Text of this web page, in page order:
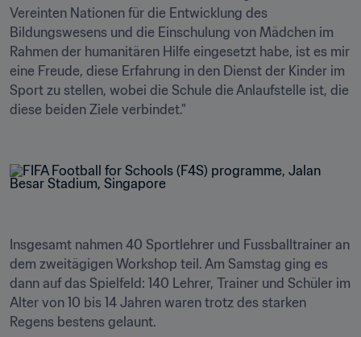
Vereinten Nationen für die Entwicklung des
Bildungswesens und die Einschulung von Mädchen im
Rahmen der humanitären Hilfe eingesetzt habe, ist es mir
eine Freude, diese Erfahrung in den Dienst der Kinder im
Sport zu stellen, wobei die Schule die Anlaufstelle ist, die
diese beiden Ziele verbindet."
Insgesamt nahmen 40 Sportlehrer und Fussballtrainer an
dem zweitägigen Workshop teil. Am Samstag ging es
dann auf das Spielfeld: 140 Lehrer, Trainer und Schüler im
Alter von 10 bis 14 Jahren waren trotz des starken
Regens bestens gelaunt.